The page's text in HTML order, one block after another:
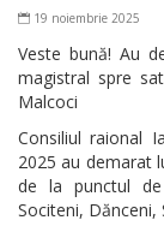
19 noiembrie 2025
Veste bună! Au
magistral spre
Malcoci
Consiliul raional
2025 au demarat
de la punctul
Sociteni, Dănceni,